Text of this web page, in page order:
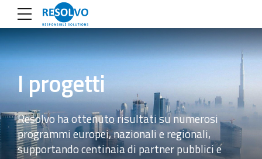
I progetti
Resolvo ha ottenuto risultati su numerosi
programmi europei, nazionali e regionali,
supportando centinaia di partner pubblici e